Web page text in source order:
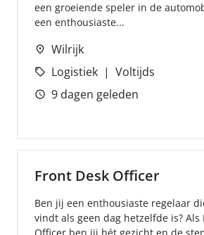
een groeiende speler in de
een enthousiaste...
Wilrijk
Logistiek
Voltijds
9 dagen geleden
Front Desk Officer
Ben jij een enthousiaste regelaar
vindt als geen dag hetzelfde is? Als